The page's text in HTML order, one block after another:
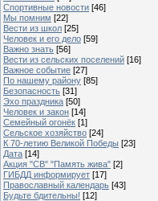
Спортивные новости [46]
Мы помним [22]
Вести из школ [25]
Человек и его дело [59]
Важно знать [56]
Вести из сельских поселений [16]
Важное событие [27]
По нашему району [85]
Безопасность [31]
Эхо праздника [50]
Человек и закон [14]
Семейный огонёк [1]
Сельское хозяйство [24]
К 70-летию Великой Победы [23]
Дата [14]
Акция "СВ" "Память жива" [2]
ГИБДД информирует [17]
Православный календарь [43]
Будьте бдительны! [12]